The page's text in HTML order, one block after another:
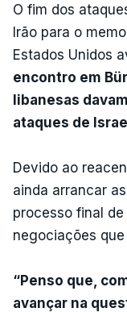
O fim dos
Irão para o
Estados Unidos
encontro em
libanesas
ataques de
Devido ao
ainda arrancar
processo final
negociações
“Penso que,
avançar na